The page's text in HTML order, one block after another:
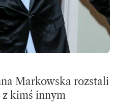
Markowska rozstali
z kimś innym